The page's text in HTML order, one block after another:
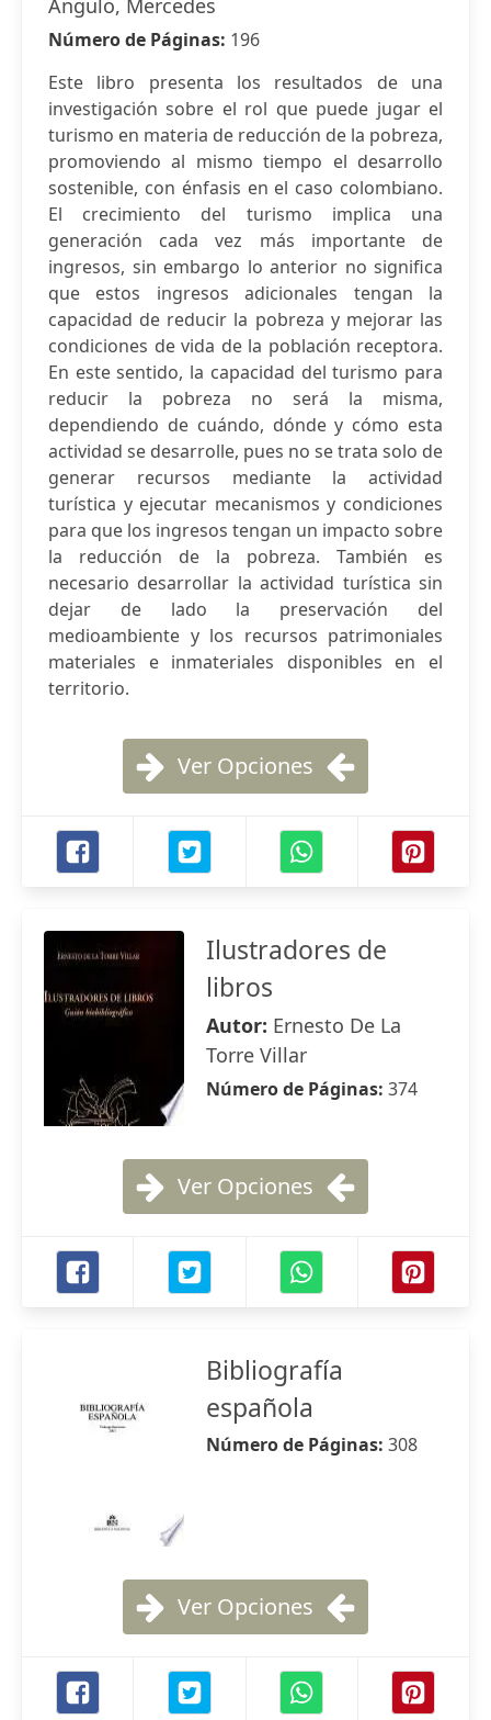
Angulo, Mercedes
Número de Páginas: 196
Este libro presenta los resultados de una
investigación sobre el rol que puede jugar el
turismo en materia de reducción de la pobreza,
promoviendo al mismo tiempo el desarrollo
sostenible, con énfasis en el caso colombiano.
El crecimiento del turismo implica una
generación cada vez más importante de
ingresos, sin embargo lo anterior no significa
que estos ingresos adicionales tengan la
capacidad de reducir la pobreza y mejorar las
condiciones de vida de la población receptora.
En este sentido, la capacidad del turismo para
reducir la pobreza no será la misma,
dependiendo de cuándo, dónde y cómo esta
actividad se desarrolle, pues no se trata solo de
generar recursos mediante la actividad
turística y ejecutar mecanismos y condiciones
para que los ingresos tengan un impacto sobre
la reducción de la pobreza. También es
necesario desarrollar la actividad turística sin
dejar de lado la preservación del
medioambiente y los recursos patrimoniales
materiales e inmateriales disponibles en el
territorio.
Ver Opciones
Ilustradores de
libros
Autor: Ernesto De La
Torre Villar
Número de Páginas: 374
Ver Opciones
Bibliografía
española
Número de Páginas: 308
Ver Opciones